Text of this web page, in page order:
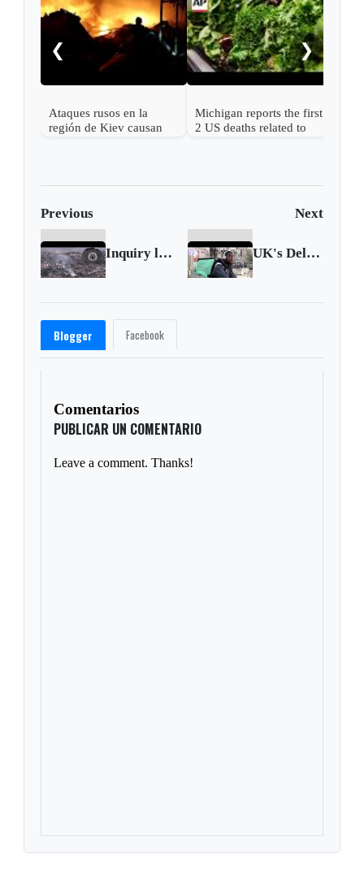
❮
Ataques rusos en la
región de Kiev causan
Michigan reports the first
2 US deaths related to
❯
Previous Next
Inquiry links Putin to missile in MH17 downing UK's Deliveroo to cut 9% of jobs as orders dip
Blogger Facebook
Comentarios
PUBLICAR UN COMENTARIO
Leave a comment. Thanks!